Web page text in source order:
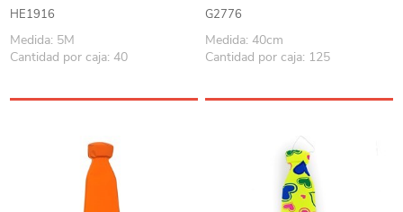
para exterior, neón con
música, en caja
HE1916
Medida: 5M
Cantidad por caja: 40
G2776
Medida: 40cm
Cantidad por caja: 125